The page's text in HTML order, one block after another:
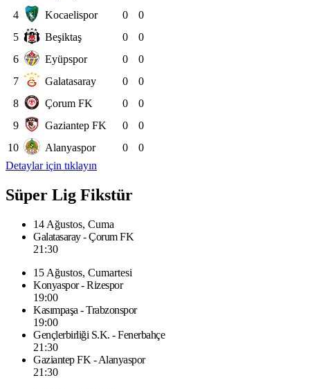
4
Kocaelispor 0
0
5
Beşiktaş 0
0
6
Eyüpspor 0
0
7
Galatasaray 0
0
8
Çorum FK 0
0
9
Gaziantep FK 0
0
10
Alanyaspor 0
0
Detaylar için tıklayın
Süper Lig Fikstür
14 Ağustos, Cuma
Galatasaray - Çorum FK
21:30
15 Ağustos, Cumartesi
Konyaspor - Rizespor
19:00
Kasımpaşa - Trabzonspor
19:00
Gençlerbirliği S.K. - Fenerbahçe
21:30
Gaziantep FK - Alanyaspor
21:30